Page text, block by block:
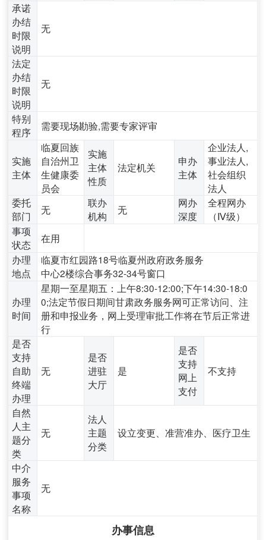
承诺
办结
时限
说明
无
法定
办结
时限
说明
无
特别
程序
需要现场勘验,需要专家评审
实施
主体
临夏回族
自治州卫
生健康委
员会
实施
主体
性质
法定机关
申办
主体
企业法人,
事业法人,
社会组织
法人
委托
部门
无
联办
机构
无
网办
深度
全程网办
（Ⅳ级）
事项
状态
在用
办理
地点
临夏市红园路18号临夏州政府政务服务
中心2楼综合事务32-34号窗口
办理
时间
星期一至星期五：上午8:30-12:00;下午14:30-18:0
0;法定节假日期间甘肃政务服务网可正常访问、注
册和申报业务，网上受理审批工作将在节后正常进
行
是否
支持
自助
终端
办理
无
是否
进驻
大厅
是
是否
支持
网上
支付
不支持
自然
人主
题分
类
无
法人
主题
分类
设立变更、准营准办、医疗卫生
中介
服务
事项
名称
无
办事信息